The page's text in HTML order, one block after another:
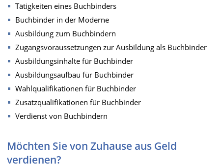
Tätigkeiten eines Buchbinders
Buchbinder in der Moderne
Ausbildung zum Buchbindern
Zugangsvoraussetzungen zur Ausbildung als Buchbinder
Ausbildungsinhalte für Buchbinder
Ausbildungsaufbau für Buchbinder
Wahlqualifikationen für Buchbinder
Zusatzqualifikationen für Buchbinder
Verdienst von Buchbindern
Möchten Sie von Zuhause aus Geld
verdienen?